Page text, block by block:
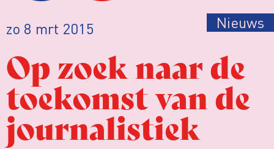
zo 8 mrt 2015 Nieuws
Op zoek naar de
toekomst van de
journalistiek